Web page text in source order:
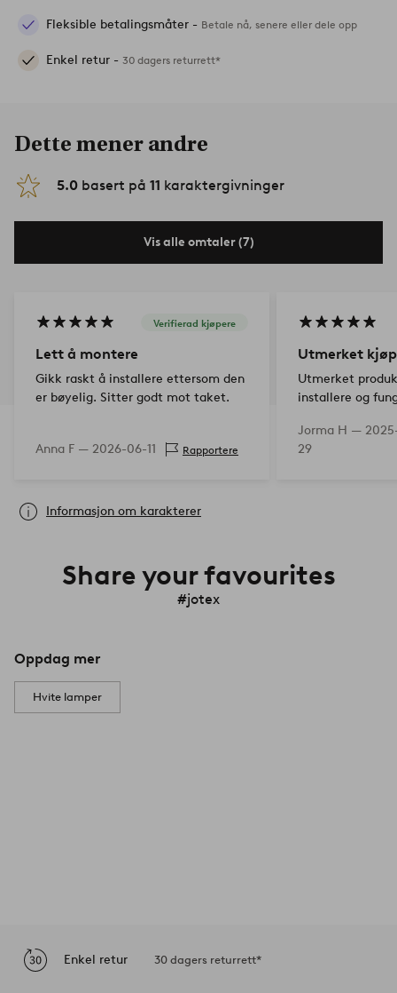
Fleksible betalingsmåter - Betale nå, senere eller dele opp
Enkel retur - 30 dagers returrett*
Dette mener andre
5.0 basert på 11 karaktergivninger
Vis alle omtaler (7)
Verifierad kjøpere
Lett å montere
Gikk raskt å installere ettersom den
er bøyelig. Sitter godt mot taket.
Anna F — 2026-06-11 Rapportere
Utmerket kjøp
Utmerket
installere og
innovasjon.
vært litt raskere.
Jorma H —
29
Informasjon om karakterer
Share your favourites
#jotex
Oppdag mer
Hvite lamper
Enkel retur 30 dagers returrett*